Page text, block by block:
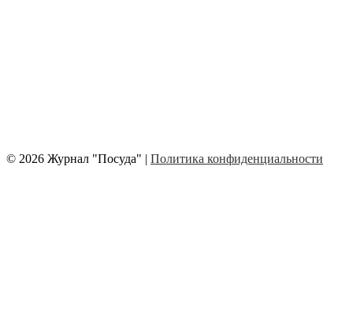
© 2026 Журнал "Посуда" | Политика конфиденциальности